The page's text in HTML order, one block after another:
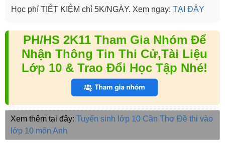
Học phí TIẾT KIỆM chỉ 5K/NGÀY. Xem ngay: TẠI ĐÂY
PH/HS 2K11 Tham Gia Nhóm Để
Nhận Thông Tin Thi Cử,Tài Liệu
Lớp 10 & Trao Đổi Học Tập Nhé!
Xem thêm tại đây: Tuyển sinh lớp 10 Cần Thơ Đề thi vào
lớp 10 môn Anh